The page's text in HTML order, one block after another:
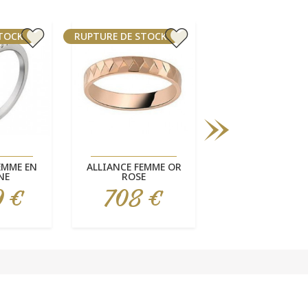
EN
€
Aperçu rapide
ALLIANCE FEMME OR
ROSE
Prix
708 €
RUPTURE DE STOCK